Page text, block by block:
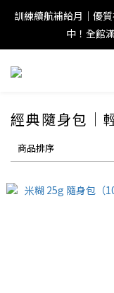
訓練續航補給月｜優
中！全館
經典隨身包｜
商品排序